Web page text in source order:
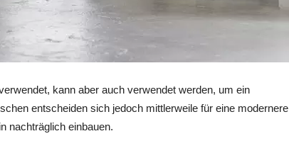
kann aber auch verwendet werden, um ein
entscheiden sich jedoch mittlerweile für eine modernere
nachträglich einbauen.